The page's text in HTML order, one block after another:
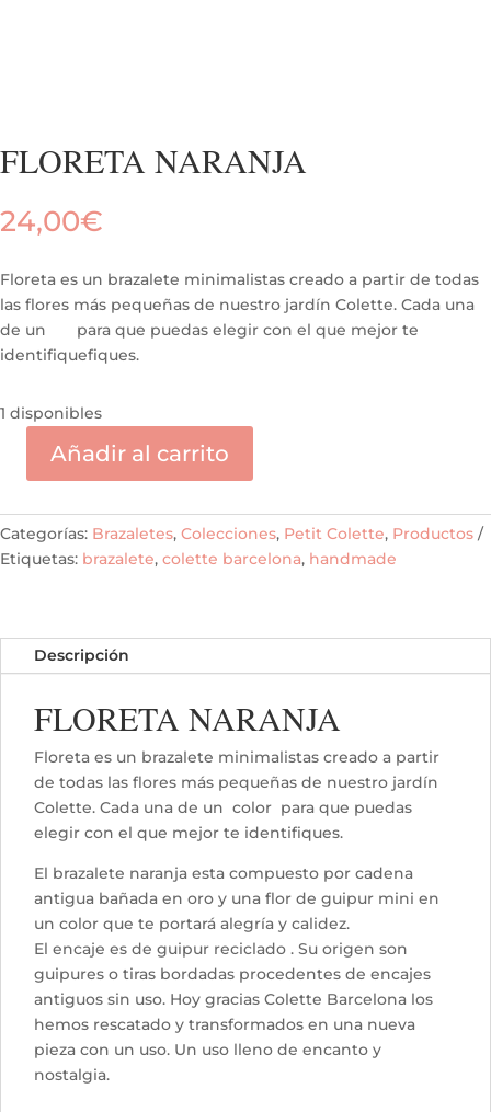
FLORETA NARANJA
24,00€
Floreta es un brazalete minimalistas creado a partir de todas
las flores más pequeñas de nuestro jardín Colette. Cada una
de un para que puedas elegir con el que mejor te
identifiquefiques.
1 disponibles
FLORETA
cantidad
Añadir al carrito
Categorías: Brazaletes, Colecciones, Petit Colette, Productos
Etiquetas: brazalete, colette barcelona, handmade
Descripción
FLORETA NARANJA
Floreta es un brazalete minimalistas creado a partir
de todas las flores más pequeñas de nuestro jardín
Colette. Cada una de un color para que puedas
elegir con el que mejor te identifiques.
El brazalete naranja esta compuesto por cadena
antigua bañada en oro y una flor de guipur mini en
un color que te portará alegría y calidez.
El encaje es de guipur reciclado . Su origen son
guipures o tiras bordadas procedentes de encajes
antiguos sin uso. Hoy gracias Colette Barcelona los
hemos rescatado y transformados en una nueva
pieza con un uso. Un uso lleno de encanto y
nostalgia.